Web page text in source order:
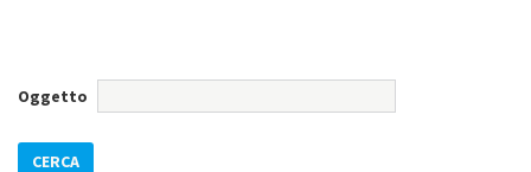
Oggetto